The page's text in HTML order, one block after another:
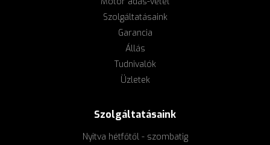
Szolgáltatásaink
Garancia
Állás
Tudnivalók
Üzletek
Szolgáltatásaink
Nyitva hétfőtől - szombatig